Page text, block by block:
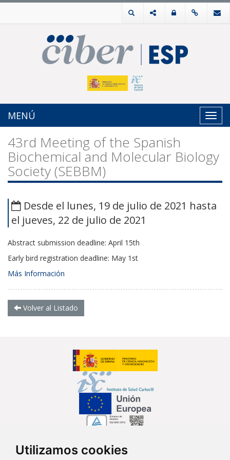
Utilizamos cookies
MENÚ
43rd Meeting of the Spanish
Biochemical and Molecular Biology
Society (SEBBM)
Desde el lunes, 19 de julio de 2021 hasta
el jueves, 22 de julio de 2021
Abstract submission deadline: April 15th
Early bird registration deadline: May 1st
Más Información
Volver al Listado
Síguenos en...